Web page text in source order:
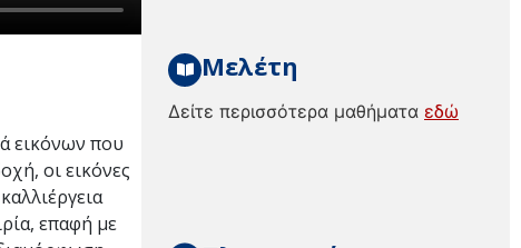
εικόνων που
οι εικόνες
επαφή με
Μελέτη
Δείτε περισσότερα μαθήματα εδώ